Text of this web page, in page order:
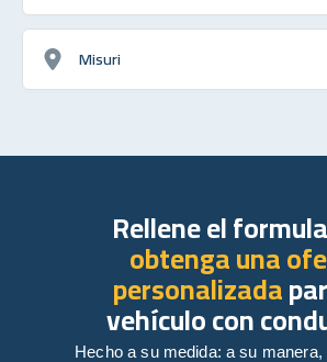
Misuri
Rellene el
obtenga una
personalizada
vehículo con
Hecho a su medida: a su manera,